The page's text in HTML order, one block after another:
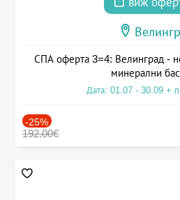
СПА оферта 3=4: Велинград -
минерални
Дата: 01.07 - 30.09 +
-25%
192.00€